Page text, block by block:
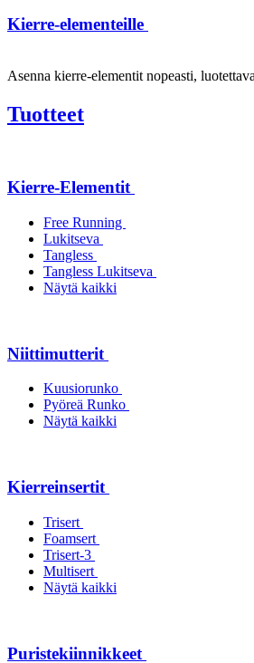
Kierre-elementeille
Asenna kierre-elementit nopeasti,
Tuotteet
Kierre-Elementit
Free Running
Lukitseva
Tangless
Tangless Lukitseva
Näytä kaikki
Niittimutterit
Kuusiorunko
Pyöreä Runko
Näytä kaikki
Kierreinsertit
Trisert
Foamsert
Trisert-3
Multisert
Näytä kaikki
Puristekiinnikkeet